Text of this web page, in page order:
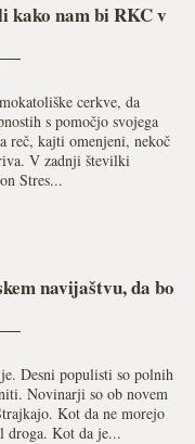
kako nam bi RKC v
cerkve, da
s pomočjo svojega
reč, kajti omenjeni, nekoč
V zadnji številki
Stres...
navijaštvu, da bo
Desni populisti so polnih
Novinarji so ob novem
Kot da ne morejo
droga. Kot da je...